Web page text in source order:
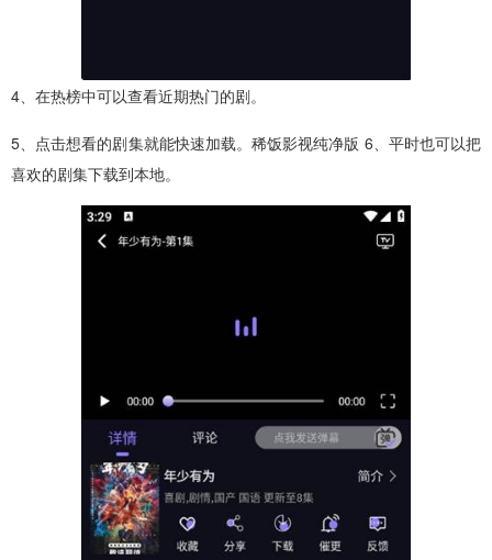
4、在热榜中可以查看近期热门的剧。
5、点击想看的剧集就能快速加载。稀饭影视纯净版 6、平时也可以把
喜欢的剧集下载到本地。